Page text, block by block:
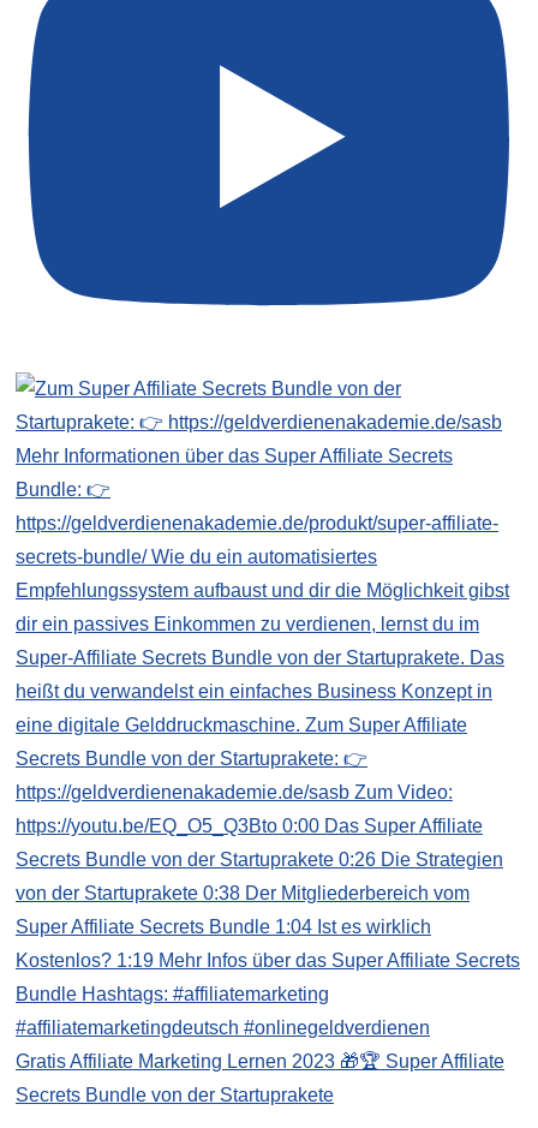
Gratis Affiliate Marketing Lernen 2023 🎁🏆 Super Affiliate
Secrets Bundle von der Startuprakete